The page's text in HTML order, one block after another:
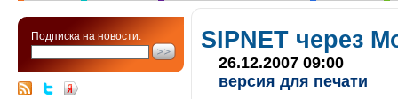
Подписка на новости: SIPNET через
26.12.2007 09:00
версия для печати